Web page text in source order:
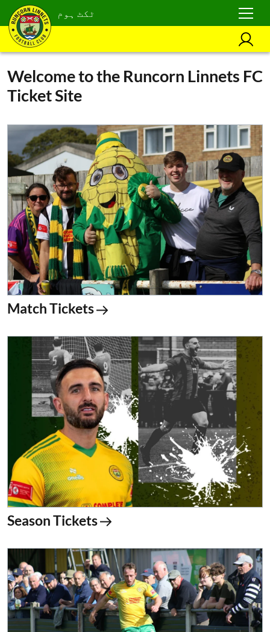
ٹکٹ ہوم
Welcome to the Runcorn Linnets FC
Ticket Site
Match Tickets
Season Tickets